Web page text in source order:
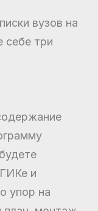
вузов на
себе три
и
упор на